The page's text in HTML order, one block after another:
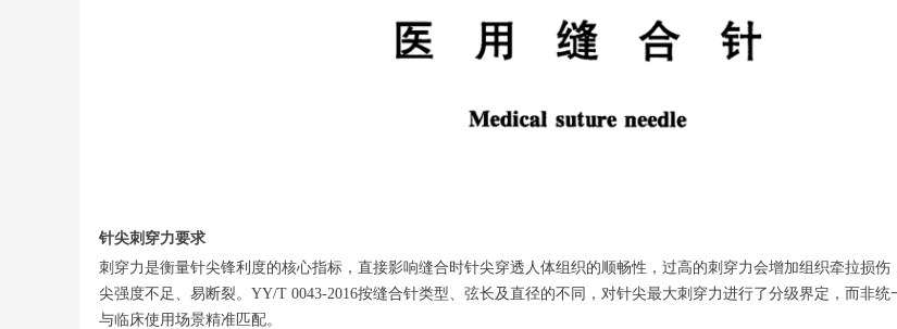
针尖刺穿力要求
刺穿力是衡量针尖锋利度的核心指标，直接影响缝合时针尖穿透人体组织的顺畅性，过高的刺穿力会增加组织牵拉损伤
尖强度不足、易断裂。YY/T 0043-2016按缝合针类型、弦长及直径的不同，对针尖最大刺穿力进行了分级界定，而非统
与临床使用场景精准匹配。